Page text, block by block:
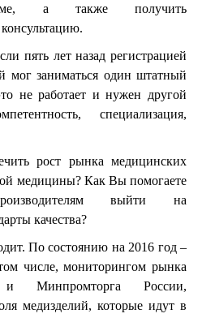
а также получить
пять лет назад регистрацией
мог заниматься один штатный
не работает и нужен другой
специализация,
рост рынка медицинских
медицины? Как Вы помогаете
выйти на
качества?
По состоянию на 2016 год –
числе, мониторингом рынка
Минпромторга России,
медизделий, которые идут в